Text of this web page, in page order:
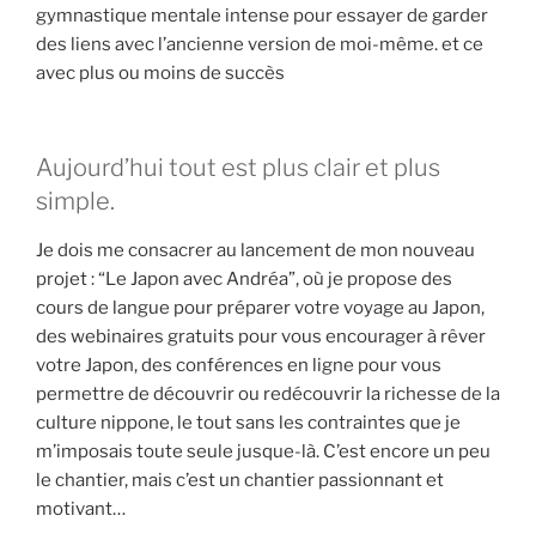
gymnastique mentale intense pour essayer de garder
des liens avec l’ancienne version de moi-même. et ce
avec plus ou moins de succès
Aujourd’hui tout est plus clair et plus
simple.
Je dois me consacrer au lancement de mon nouveau
projet : “Le Japon avec Andréa”, où je propose des
cours de langue pour préparer votre voyage au Japon,
des webinaires gratuits pour vous encourager à rêver
votre Japon, des conférences en ligne pour vous
permettre de découvrir ou redécouvrir la richesse de la
culture nippone, le tout sans les contraintes que je
m’imposais toute seule jusque-là. C’est encore un peu
le chantier, mais c’est un chantier passionnant et
motivant…